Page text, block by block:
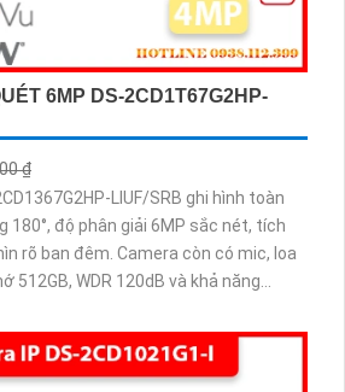
6MP DS-2CD1T67G2HP-
₫
LIUF/SRB ghi hình toàn
180°, độ phân giải 6MP sắc nét, tích
còn có mic, loa
512GB, WDR 120dB và khả năng